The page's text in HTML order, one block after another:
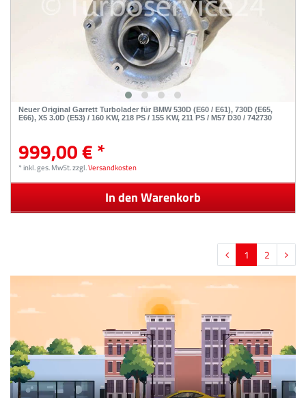
Neuer Original Garrett Turbolader für BMW 530D (E60 / E61), 730D (E65,
E66), X5 3.0D (E53) / 160 KW, 218 PS / 155 KW, 211 PS / M57 D30 / 742730
999,00 € *
*inkl. ges. MwSt.zzgl.Versandkosten
In den Warenkorb
1 2